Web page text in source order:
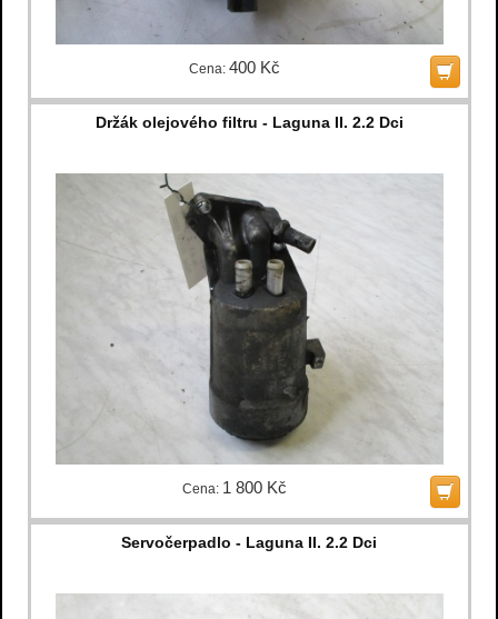
Cena: 400 Kč
Držák olejového filtru - Laguna II. 2.2 Dci
Cena: 1 800 Kč
Servočerpadlo - Laguna II. 2.2 Dci